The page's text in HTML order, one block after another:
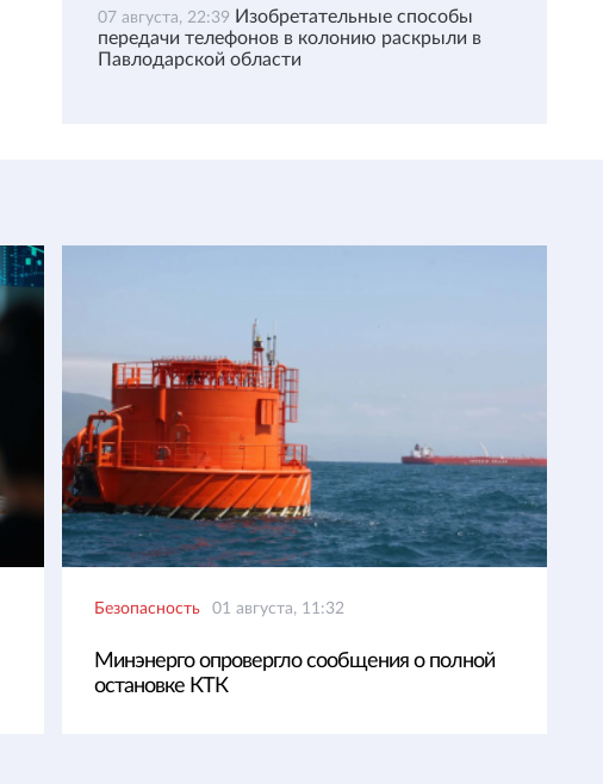
07 августа, 22:39 Изобретательные способы
передачи телефонов в колонию раскрыли в
Павлодарской области
Безопасность 01 августа, 11:32
Минэнерго опровергло сообщения о полной
остановке КТК